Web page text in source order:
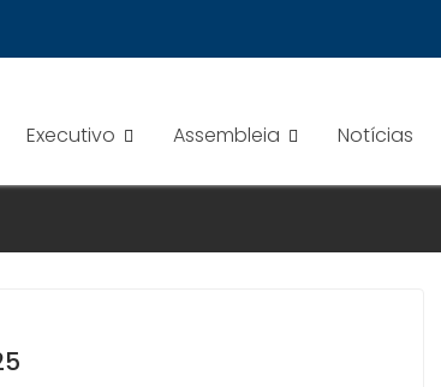
Executivo Assembleia Notícias